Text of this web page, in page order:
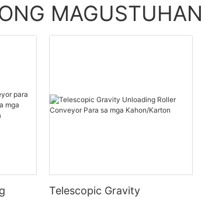
MAGUSTUHAN
Telescopic Gravity